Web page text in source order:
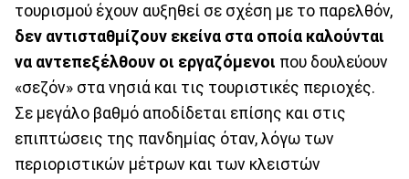
τουρισμού έχουν αυξηθεί σε σχέση με το παρελθόν,
δεν αντισταθμίζουν εκείνα στα οποία καλούνται
να αντεπεξέλθουν οι εργαζόμενοι που δουλεύουν
«σεζόν» στα νησιά και τις τουριστικές περιοχές.
Σε μεγάλο βαθμό αποδίδεται επίσης και στις
επιπτώσεις της πανδημίας όταν, λόγω των
περιοριστικών μέτρων και των κλειστών